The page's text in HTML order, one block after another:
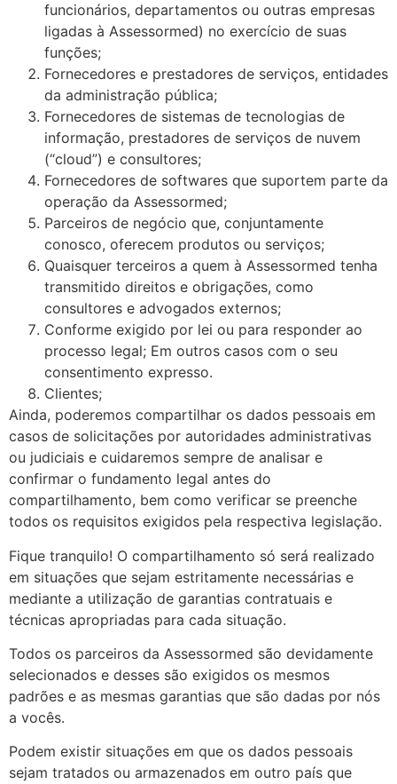
funcionários, departamentos ou outras empresas
ligadas à Assessormed) no exercício de suas
funções;
Fornecedores e prestadores de serviços, entidades
da administração pública;
Fornecedores de sistemas de tecnologias de
informação, prestadores de serviços de nuvem
(“cloud”) e consultores;
Fornecedores de softwares que suportem parte da
operação da Assessormed;
Parceiros de negócio que, conjuntamente
conosco, oferecem produtos ou serviços;
Quaisquer terceiros a quem à Assessormed tenha
transmitido direitos e obrigações, como
consultores e advogados externos;
Conforme exigido por lei ou para responder ao
processo legal; Em outros casos com o seu
consentimento expresso.
Clientes;
Ainda, poderemos compartilhar os dados pessoais em
casos de solicitações por autoridades administrativas
ou judiciais e cuidaremos sempre de analisar e
confirmar o fundamento legal antes do
compartilhamento, bem como verificar se preenche
todos os requisitos exigidos pela respectiva legislação.
Fique tranquilo! O compartilhamento só será realizado
em situações que sejam estritamente necessárias e
mediante a utilização de garantias contratuais e
técnicas apropriadas para cada situação.
Todos os parceiros da Assessormed são devidamente
selecionados e desses são exigidos os mesmos
padrões e as mesmas garantias que são dadas por nós
a vocês.
Podem existir situações em que os dados pessoais
sejam tratados ou armazenados em outro país que